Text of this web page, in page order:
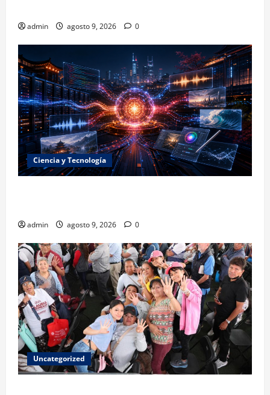
admin agosto 9, 2026 0
Ciencia y Tecnología
admin agosto 9, 2026 0
Uncategorized